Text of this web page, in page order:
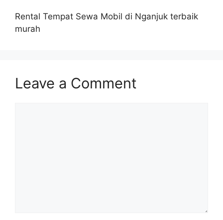
Rental Tempat Sewa Mobil di Nganjuk terbaik
murah
Leave a Comment